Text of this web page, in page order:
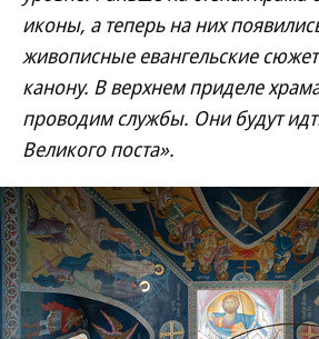
иконы, а теперь на них
живописные евангельские
канону. В верхнем приделе
проводим службы. Они будут
Великого поста».